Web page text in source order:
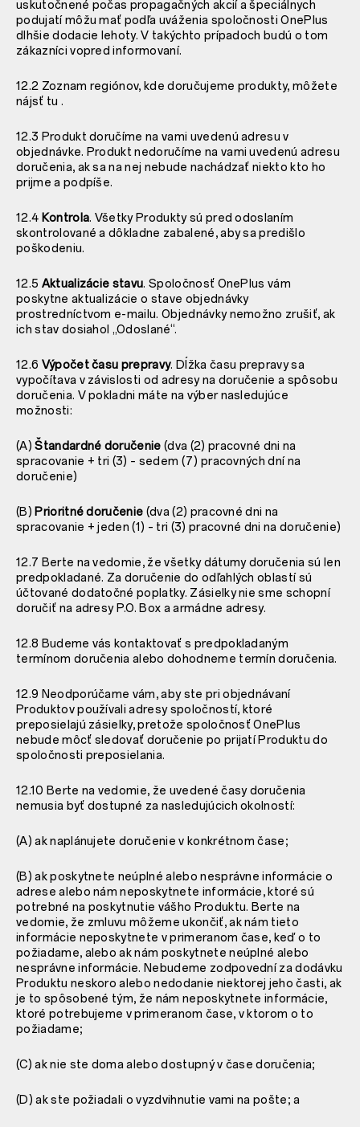
uskutočnené počas propagačných akcií a špeciálnych
podujatí môžu mať podľa uváženia spoločnosti OnePlus
dlhšie dodacie lehoty. V takýchto prípadoch budú o tom
zákazníci vopred informovaní.
12.2 Zoznam regiónov, kde doručujeme produkty, môžete
nájsť tu .
12.3 Produkt doručíme na vami uvedenú adresu v
objednávke. Produkt nedoručíme na vami uvedenú adresu
doručenia, ak sa na nej nebude nachádzať niekto kto ho
prijme a podpíše.
12.4 Kontrola. Všetky Produkty sú pred odoslaním
skontrolované a dôkladne zabalené, aby sa predišlo
poškodeniu.
12.5 Aktualizácie stavu. Spoločnosť OnePlus vám
poskytne aktualizácie o stave objednávky
prostredníctvom e-mailu. Objednávky nemožno zrušiť, ak
ich stav dosiahol „Odoslané“.
12.6 Výpočet času prepravy. Dĺžka času prepravy sa
vypočítava v závislosti od adresy na doručenie a spôsobu
doručenia. V pokladni máte na výber nasledujúce
možnosti:
(A)Štandardné doručenie (dva (2) pracovné dni na
spracovanie + tri (3) – sedem (7) pracovných dní na
doručenie)
(B) Prioritné doručenie (dva (2) pracovné dni na
spracovanie + jeden (1) – tri (3) pracovné dni na doručenie)
12.7 Berte na vedomie, že všetky dátumy doručenia sú len
predpokladané. Za doručenie do odľahlých oblastí sú
účtované dodatočné poplatky. Zásielky nie sme schopní
doručiť na adresy P.O. Box a armádne adresy.
12.8 Budeme vás kontaktovať s predpokladaným
termínom doručenia alebo dohodneme termín doručenia.
12.9 Neodporúčame vám, aby ste pri objednávaní
Produktov používali adresy spoločností, ktoré
preposielajú zásielky, pretože spoločnosť OnePlus
nebude môcť sledovať doručenie po prijatí Produktu do
spoločnosti preposielania.
12.10 Berte na vedomie, že uvedené časy doručenia
nemusia byť dostupné za nasledujúcich okolností:
(A) ak naplánujete doručenie v konkrétnom čase;
(B) ak poskytnete neúplné alebo nesprávne informácie o
adrese alebo nám neposkytnete informácie, ktoré sú
potrebné na poskytnutie vášho Produktu. Berte na
vedomie, že zmluvu môžeme ukončiť, ak nám tieto
informácie neposkytnete v primeranom čase, keď o to
požiadame, alebo ak nám poskytnete neúplné alebo
nesprávne informácie. Nebudeme zodpovední za dodávku
Produktu neskoro alebo nedodanie niektorej jeho časti, ak
je to spôsobené tým, že nám neposkytnete informácie,
ktoré potrebujeme v primeranom čase, v ktorom o to
požiadame;
(C) ak nie ste doma alebo dostupný v čase doručenia;
(D) ak ste požiadali o vyzdvihnutie vami na pošte; a